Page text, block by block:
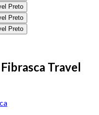
Travel